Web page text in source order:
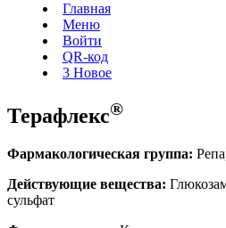
Главная
Меню
Войти
QR-код
3 Новое
Терафлекс®
Фармакологическая группа:
Действующие вещества:
сульфат